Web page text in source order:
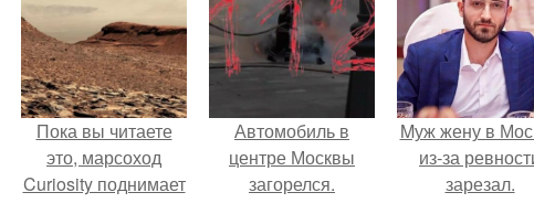
Пока вы читаете
это, марсоход
Curiosity поднимает
Автомобиль в
центре Москвы
загорелся.
Mуж жену в
из-за
зарезал.